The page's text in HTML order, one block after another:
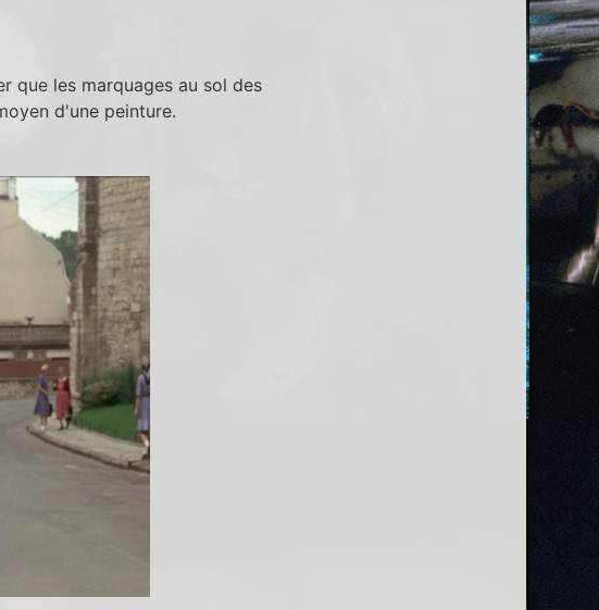
que les marquages au sol des
d'une peinture.